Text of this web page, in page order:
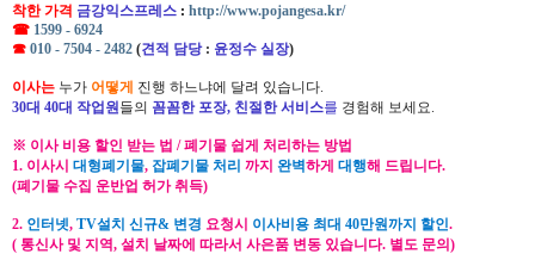
착한 가격 금강익스프레스 : http://www.pojangesa.kr/
☎ 1599 - 6924
☎ 010 - 7504 - 2482 (견적 담당 : 윤정수 실장)
이사는 누가 어떻게 진행 하느냐에 달려 있습니다.
30대 40대 작업원들의 꼼꼼한 포장, 친절한 서비스를 경험해 보세요.
※ 이사 비용 할인 받는 법 / 폐기물 쉽게 처리하는 방법
1. 이사시 대형폐기물, 잡폐기물 처리 까지 완벽하게 대행해 드립니다.
(폐기물 수집 운반업 허가 취득)
2. 인터넷, TV설치 신규& 변경 요청시 이사비용 최대 40만원까지 할인.
( 통신사 및 지역, 설치 날짜에 따라서 사은품 변동 있습니다. 별도 문의)